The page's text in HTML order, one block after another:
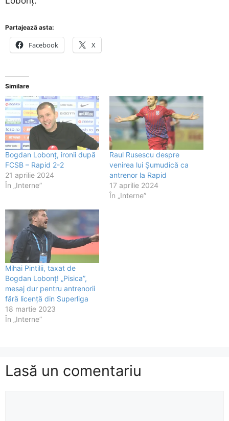
Partajează asta:
Facebook X
Similare
Bogdan Lobonț, ironii după
FCSB – Rapid 2-2
21 aprilie 2024
În „Interne”
Raul Rusescu despre
venirea lui Șumudică ca
antrenor la Rapid
17 aprilie 2024
În „Interne”
Mihai Pintilii, taxat de
Bogdan Lobonț! „Pisica”,
mesaj dur pentru antrenorii
fără licență din Superliga
18 martie 2023
În „Interne”
Lasă un comentariu